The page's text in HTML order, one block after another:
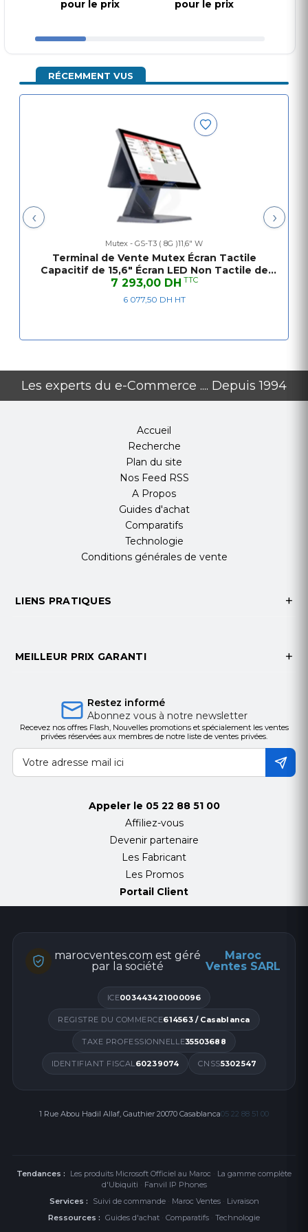
pour le prix
pour le prix
RÉCEMMENT VUS
‹ ›
Mutex - GS-T3 ( 8G )11,6" W
Terminal de Vente Mutex Écran Tactile
Capacitif de 15,6" Écran LED Non Tactile de
11,6" i5 5e Génération 8 Go SSD 128 Go
7 293,00 DH TTC
6 077,50 DH HT
Les experts du e-Commerce .... Depuis 1994
Accueil
Recherche
Plan du site
Nos Feed RSS
A Propos
Guides d'achat
Comparatifs
Technologie
Conditions générales de vente
LIENS PRATIQUES
MEILLEUR PRIX GARANTI
Restez informé
Abonnez vous à notre newsletter
Recevez nos offres Flash, Nouvelles promotions et spécialement les ventes
privées réservées aux membres de notre liste de ventes privées.
Appeler le 05 22 88 51 00
Affiliez-vous
Devenir partenaire
Les Fabricant
Les Promos
Portail Client
marocventes.com est géré
par la société
Maroc
Ventes SARL
ICE003443421000096
REGISTRE DU COMMERCE614563 / Casablanca
TAXE PROFESSIONNELLE35503688
IDENTIFIANT FISCAL60239074 CNSS5302547
1 Rue Abou Hadil Allaf, Gauthier 20070 Casablanca05 22 88 51 00
Tendances : Les produits Microsoft Officiel au Maroc · La gamme complète
d'Ubiquiti · Fanvil IP Phones
Services :
Suivi de commande· Maroc Ventes· Livraison
Ressources : Guides d'achat · Comparatifs · Technologie